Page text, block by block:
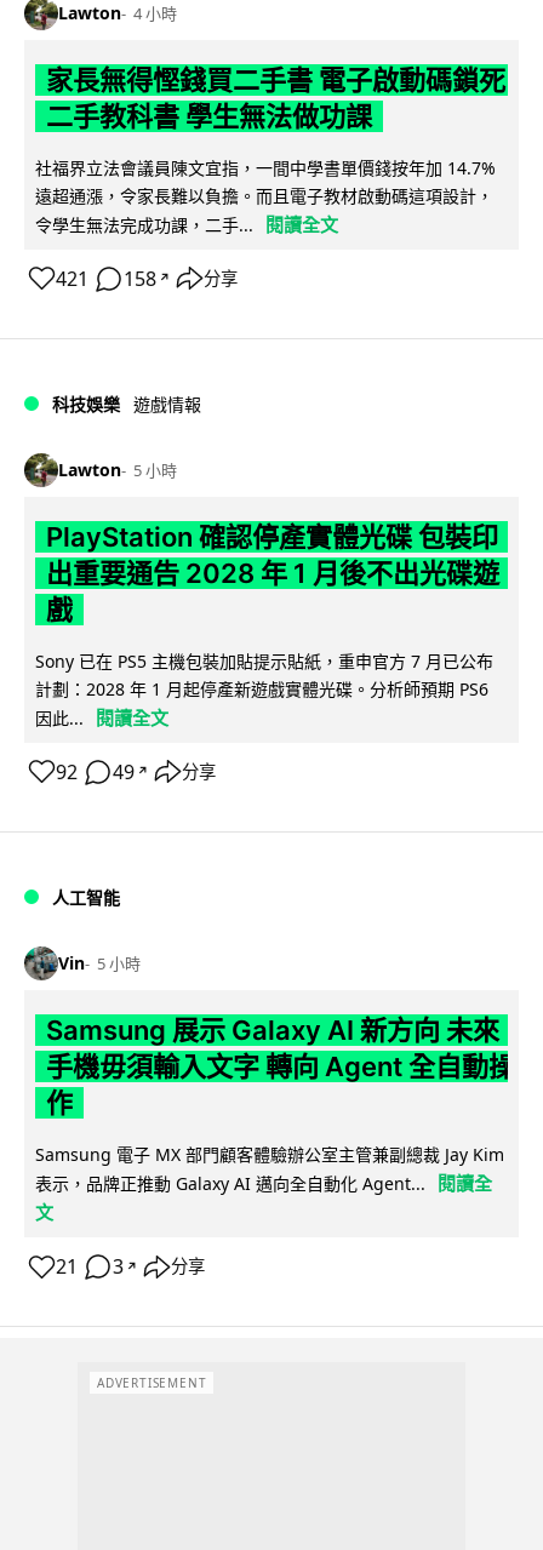
Lawton 4 小時
家長無得慳錢買二手書 電子啟動碼鎖死
二手教科書 學生無法做功課
社福界立法會議員陳文宜指，一間中學書單價錢按年加 14.7%
遠超通漲，令家長難以負擔。而且電子教材啟動碼這項設計，
令學生無法完成功課，二手...
閱讀全文
421 158 ↗ 分享
科技娛樂 遊戲情報
Lawton 5 小時
PlayStation 確認停產實體光碟 包裝印
出重要通告 2028 年 1 月後不出光碟遊
戲
Sony 已在 PS5 主機包裝加貼提示貼紙，重申官方 7 月已公布
計劃：2028 年 1 月起停產新遊戲實體光碟。分析師預期 PS6
因此...
閱讀全文
92 49 ↗ 分享
人工智能
Vin 5 小時
Samsung 展示 Galaxy AI 新方向 未來
手機毋須輸入文字 轉向 Agent 全自動操
作
Samsung 電子 MX 部門顧客體驗辦公室主管兼副總裁 Jay Kim
表示，品牌正推動 Galaxy AI 邁向全自動化 Agent...
閱讀全
文
21 3 ↗ 分享
ADVERTISEMENT